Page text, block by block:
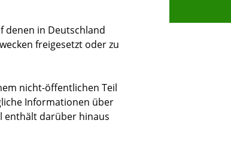
denen in Deutschland
freigesetzt oder zu
nicht-öffentlichen Teil
Informationen über
enthält darüber hinaus